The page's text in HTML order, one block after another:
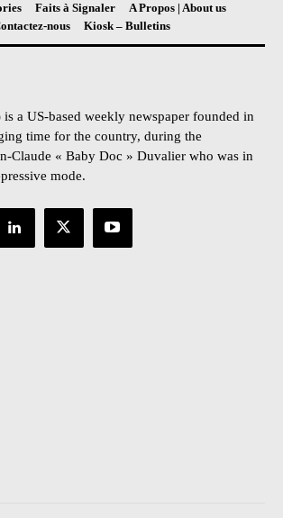
Faits à Signaler
A Propos | About us
nous
Kiosk – Bulletins
a US-based weekly newspaper founded in
time for the country, during the
Claude « Baby Doc » Duvalier who was in
mode.